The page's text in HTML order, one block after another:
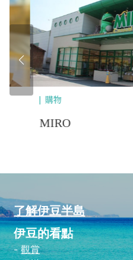
購物
MIRO
了解伊豆半島
伊豆的看點
觀賞